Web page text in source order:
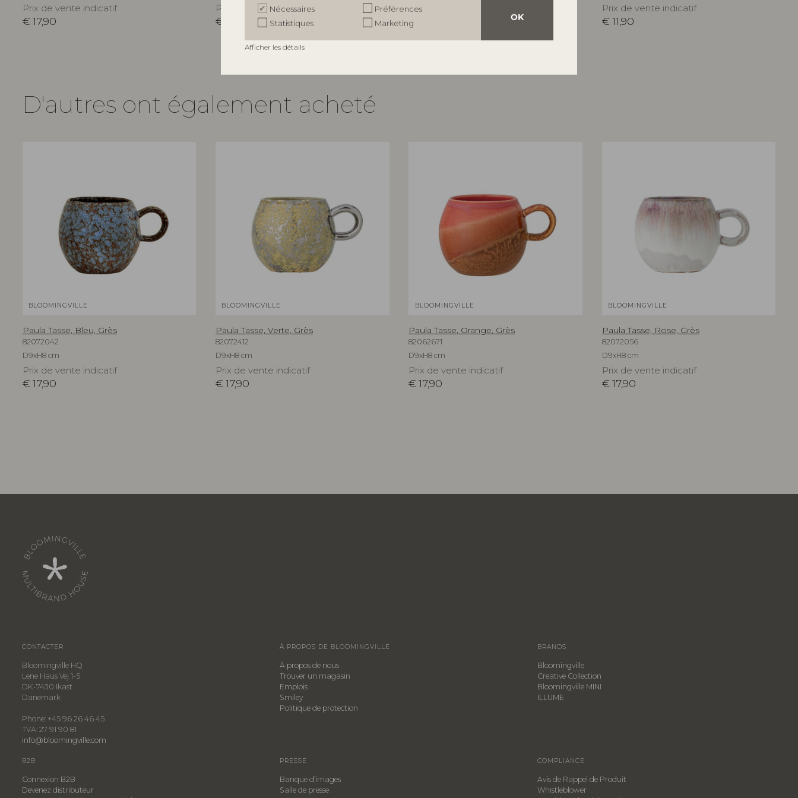
OK
Nécessaires
Préférences
Statistiques
Marketing
Afficher les détails
Prix de vente indicatif
€ 17,90
Prix de vente indicatif
€
Prix de vente indicatif
€
Prix de vente indicatif
€ 11,90
D'autres ont également acheté
BLOOMINGVILLE
Paula Tasse, Bleu, Grès
82072042
D9xH8 cm
Prix de vente indicatif
€ 17,90
BLOOMINGVILLE
Paula Tasse, Verte, Grès
82072412
D9xH8 cm
Prix de vente indicatif
€17,90
BLOOMINGVILLE
Paula Tasse, Orange, Grès
82062671
D9xH8 cm
Prix de vente indicatif
€ 17,90
BLOOMINGVILLE
Paula Tasse, Rose, Grès
82072056
D9xH8 cm
Prix de vente indicatif
€ 17,90
CONTACTER
Bloomingville HQ
Lene Haus Vej 1-5
DK-7430 Ikast
Danemark
Phone: +45 96 26 46 45
TVA: 27 91 90 81
info@bloomingville.com
À PROPOS DE BLOOMINGVILLE
À propos de nous
Trouver un magasin
Emplois
Smiley
​Politique de protection
BRANDS
Bloomingville
Creative Collection
Bloomingville MINI
ILLUME
B2B
Connexion B2B
Devenez distributeur
PRESSE
Banque d’images
Salle de presse
COMPLIANCE
Avis de Rappel de Produit
Whistleblower